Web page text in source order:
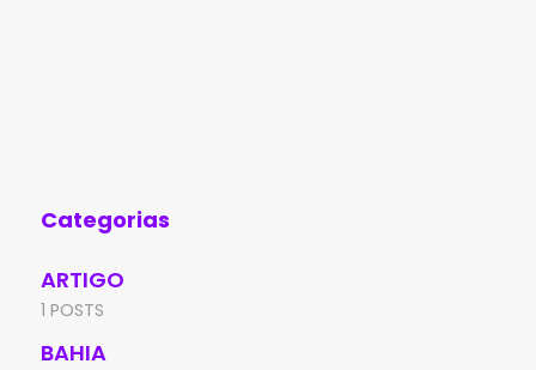
Categorias
ARTIGO
1 POSTS
BAHIA